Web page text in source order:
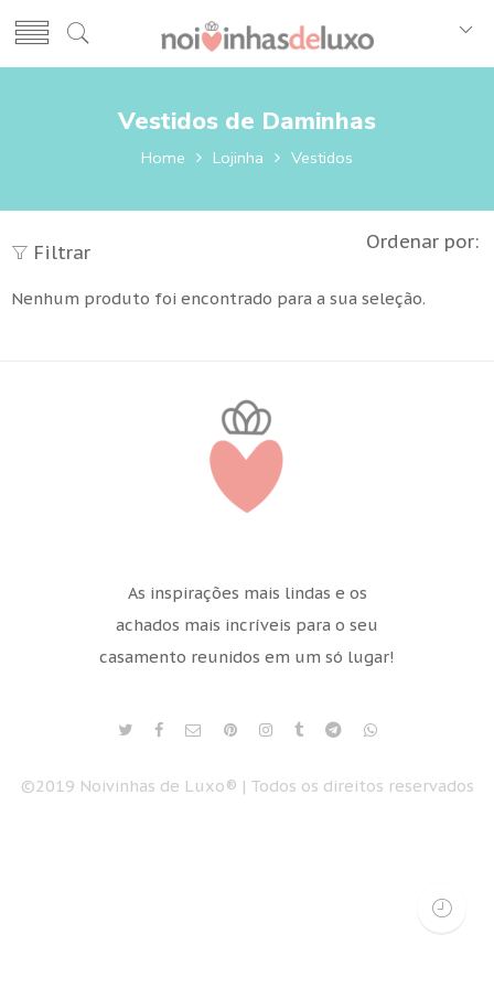
Vestidos de Daminhas
Home Lojinha Vestidos
Filtrar Ordenar por:
Nenhum produto foi encontrado para a sua seleção.
As inspirações mais lindas e os
achados mais incríveis para o seu
casamento reunidos em um só lugar!
©2019 Noivinhas de Luxo® | Todos os direitos reservados